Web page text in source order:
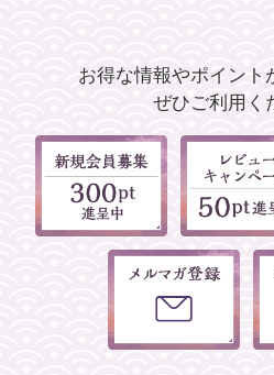
お得な情報やポイント
ぜひご利用く